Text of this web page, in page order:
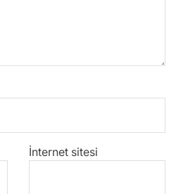
İnternet sitesi